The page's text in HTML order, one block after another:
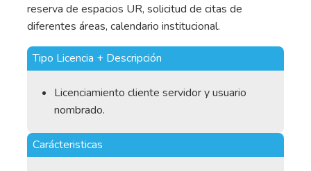
reserva de espacios UR, solicitud de citas de
diferentes áreas, calendario institucional.
Tipo Licencia + Descripción
Licenciamiento cliente servidor y usuario
nombrado.
Carácteristicas